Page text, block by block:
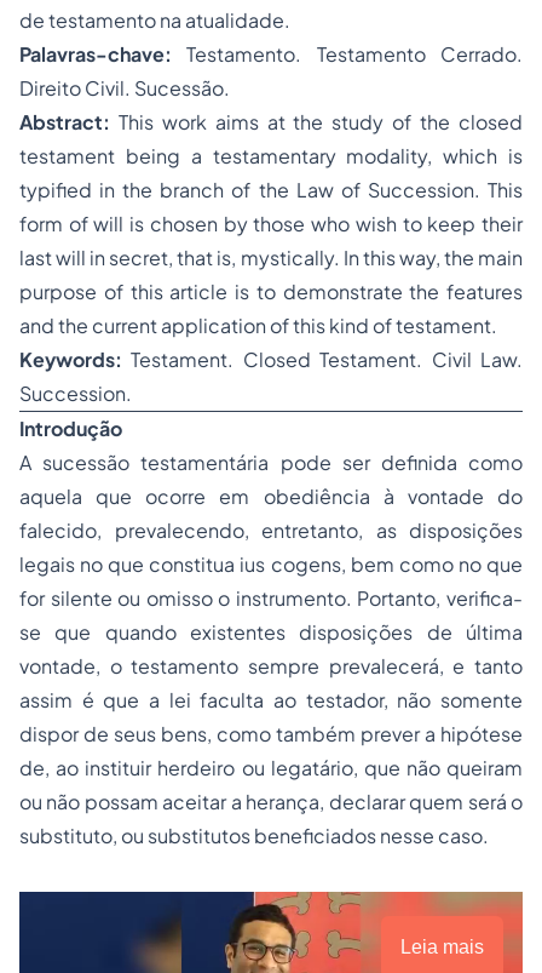
de testamento na atualidade.
Palavras-chave: Testamento. Testamento Cerrado.
Direito Civil. Sucessão.
Abstract: This work aims at the study of the closed
testament being a testamentary modality, which is
typified in the branch of the Law of Succession. This
form of will is chosen by those who wish to keep their
last will in secret, that is, mystically. In this way, the main
purpose of this article is to demonstrate the features
and the current application of this kind of testament.
Keywords: Testament. Closed Testament. Civil Law.
Succession.
Introdução
A sucessão testamentária pode ser definida como
aquela que ocorre em obediência à vontade do
falecido, prevalecendo, entretanto, as disposições
legais no que constitua ius cogens, bem como no que
for silente ou omisso o instrumento. Portanto, verifica-
se que quando existentes disposições de última
vontade, o testamento sempre prevalecerá, e tanto
assim é que a lei faculta ao testador, não somente
dispor de seus bens, como também prever a hipótese
de, ao instituir herdeiro ou legatário, que não queiram
ou não possam aceitar a herança, declarar quem será o
substituto, ou substitutos beneficiados nesse caso.
Leia mais